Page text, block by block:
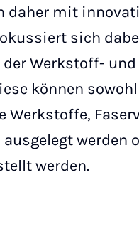
daher mit
sich
Werkstoff- und
können
Werkstoffe,
werden
werden.